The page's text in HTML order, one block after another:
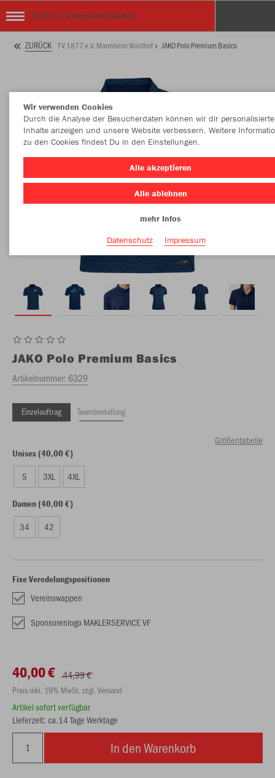
TV 1877 e.V. Mannheim Waldhof
ZURÜCK TV 1877 e.V. Mannheim Waldhof JAKO Polo Premium Basics
JAKO Polo Premium Basics
Artikelnummer: 6329
Einzelauftrag Teambestellung
Größentabelle
Unisex (40,00 €)
S 3XL 4XL
Damen (40,00 €)
34 42
Fixe Veredelungspositionen
Vereinswappen
Sponsorenlogo MAKLERSERVICE VF
40,00 € 44,99 €
Preis inkl. 19% MwSt. zzgl. Versand
Artikel sofort verfügbar
Lieferzeit: ca.14 Tage Werktage
In den Warenkorb
Wir verwenden Cookies
Durch die Analyse der Besucherdaten können wir dir personalisierte
Inhalte anzeigen und unsere Website verbessern. Weitere
zu den Cookies findest Du in den Einstellungen.
Alle akzeptieren
Alle ablehnen
mehr Infos
Datenschutz
Impressum